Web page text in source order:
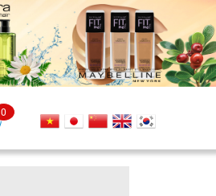
0